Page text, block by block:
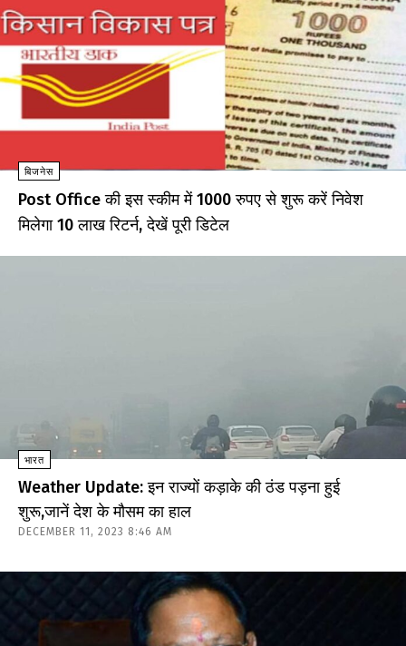
बिजनेस
Post Office की इस स्कीम में 1000 रुपए से शुरू करें निवेश
मिलेगा 10 लाख रिटर्न, देखें पूरी डिटेल
भारत
Weather Update: इन राज्यों कड़ाके की ठंड पड़ना हुई
शुरू,जानें देश के मौसम का हाल
DECEMBER 11, 2023 8:46 AM